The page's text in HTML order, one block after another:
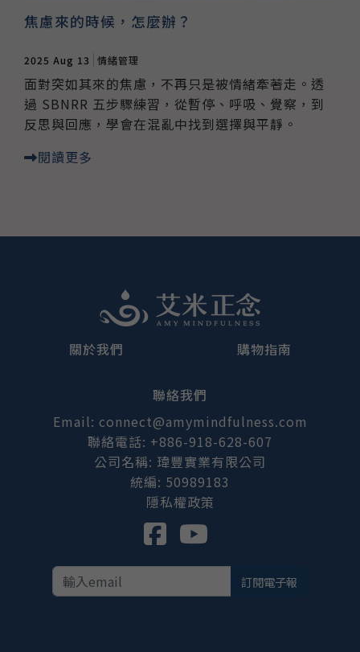
焦慮來的時候，怎麼辦？
2025 Aug 13 情緒管理
面對突如其來的焦慮，不再只是被情緒牽著走。透
過 SBNRR 五步驟練習，從暫停、呼吸、覺察，到
反思與回應，學會在混亂中找到選擇與平靜。
閱讀更多
關於我們 購物指南
聯絡我們
Email: connect@amymindfulness.com
聯絡電話: +886-918-628-607
公司名稱: 瑋豐實業有限公司
統編: 50989183
隱私權政策
訂閱電子報